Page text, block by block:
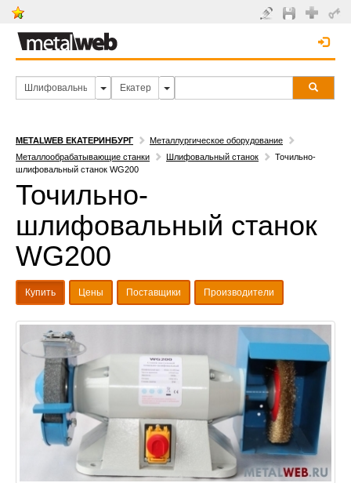
METALWEB ЕКАТЕРИНБУРГ
Металлургическое оборудование
Металлообрабатывающие станки
Шлифовальный станок
Точильно-
шлифовальный станок WG200
Точильно-
шлифовальный станок
WG200
Купить Цены Поставщики Производители